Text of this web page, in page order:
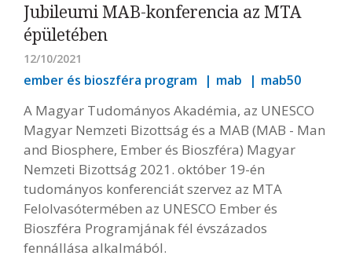
Jubileumi MAB-konferencia az MTA
épületében
12/10/2021
ember és bioszféra program mab mab50
A Magyar Tudományos Akadémia, az UNESCO
Magyar Nemzeti Bizottság és a MAB (MAB - Man
and Biosphere, Ember és Bioszféra) Magyar
Nemzeti Bizottság 2021. október 19-én
tudományos konferenciát szervez az MTA
Felolvasótermében az UNESCO Ember és
Bioszféra Programjának fél évszázados
fennállása alkalmából.